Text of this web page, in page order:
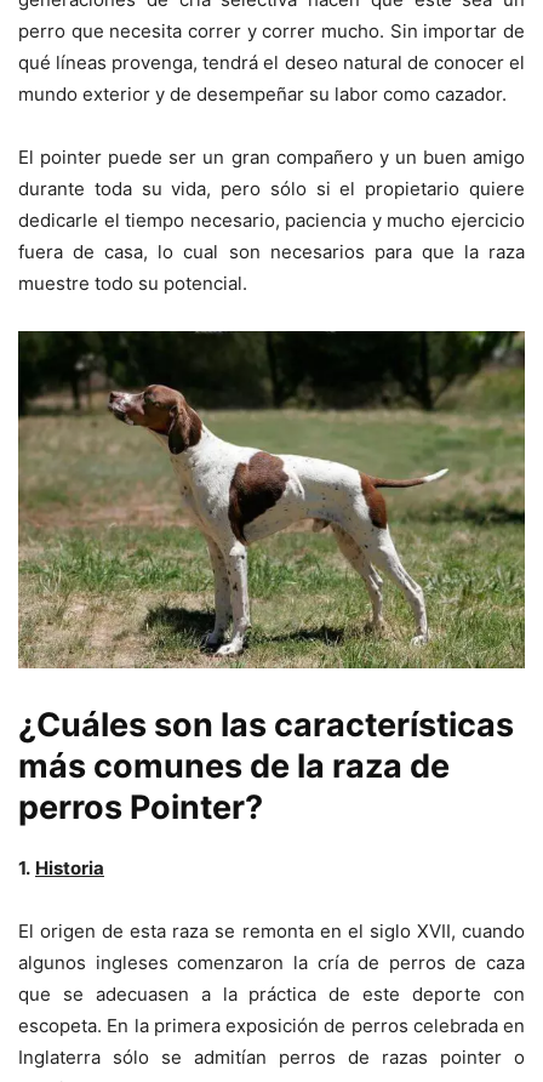
perro que necesita correr y correr mucho. Sin importar de
qué líneas provenga, tendrá el deseo natural de conocer el
mundo exterior y de desempeñar su labor como cazador.
El pointer puede ser un gran compañero y un buen amigo
durante toda su vida, pero sólo si el propietario quiere
dedicarle el tiempo necesario, paciencia y mucho ejercicio
fuera de casa, lo cual son necesarios para que la raza
muestre todo su potencial.
¿Cuáles son las características
más comunes de la raza de
perros Pointer?
1. Historia
El origen de esta raza se remonta en el siglo XVII, cuando
algunos ingleses comenzaron la cría de perros de caza
que se adecuasen a la práctica de este deporte con
escopeta. En la primera exposición de perros celebrada en
Inglaterra sólo se admitían perros de razas pointer o